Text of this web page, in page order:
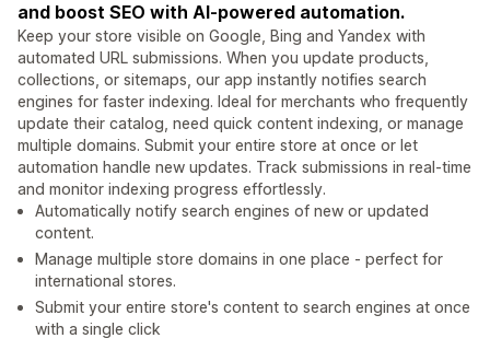
and boost SEO with AI-powered automation.
Keep your store visible on Google, Bing and Yandex with
automated URL submissions. When you update products,
collections, or sitemaps, our app instantly notifies search
engines for faster indexing. Ideal for merchants who frequently
update their catalog, need quick content indexing, or manage
multiple domains. Submit your entire store at once or let
automation handle new updates. Track submissions in real-time
and monitor indexing progress effortlessly.
Automatically notify search engines of new or updated
content.
Manage multiple store domains in one place - perfect for
international stores.
Submit your entire store's content to search engines at once
with a single click